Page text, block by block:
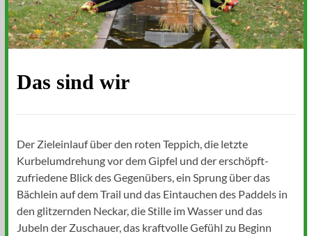
Das sind wir
Der Zieleinlauf über den roten Teppich, die letzte
Kurbelumdrehung vor dem Gipfel und der erschöpft-
zufriedene Blick des Gegenübers, ein Sprung über das
Bächlein auf dem Trail und das Eintauchen des Paddels in
den glitzernden Neckar, die Stille im Wasser und das
Jubeln der Zuschauer, das kraftvolle Gefühl zu Beginn